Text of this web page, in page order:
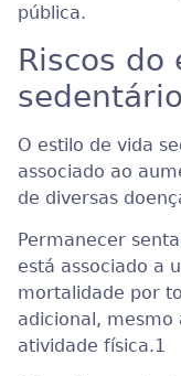
pública.
Riscos do
sedentário
O estilo de vida
associado ao
de diversas
Permanecer
está associado a
mortalidade por
adicional, mesmo
atividade física.1